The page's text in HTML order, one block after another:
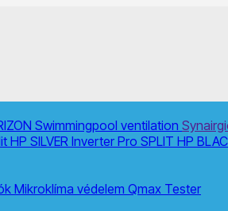
Swimmingpool ventilation
HP SILVER Inverter Pro SPLIT HP
Mikroklíma védelem Qmax Tester